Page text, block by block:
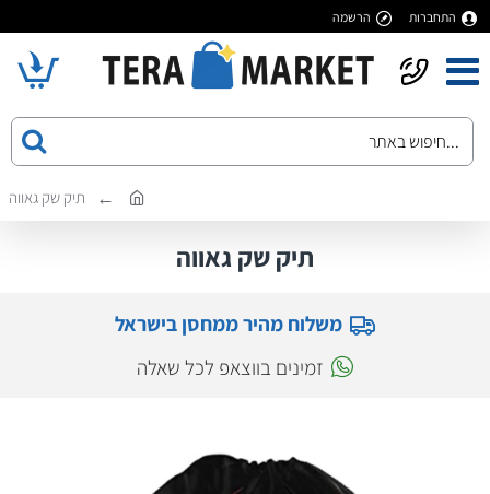
התחברות הרשמה
תיק שק גאווה
תיק שק גאווה
משלוח מהיר ממחסן בישראל
זמינים בווצאפ לכל שאלה